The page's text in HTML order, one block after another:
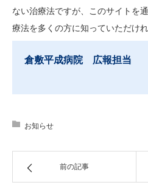
ない治療法ですが、このサイトを
療法を多くの方に知っていただけれ
倉敷平成病院 広報担当
お知らせ
前の記事
痙縮
特発性正常圧水頭症（ハ
スタッフ紹介